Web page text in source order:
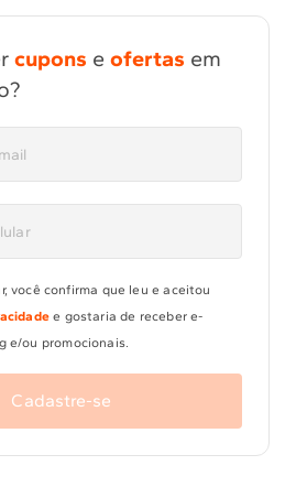
cupons e ofertas em
Cadastre-se
você confirma que leu e aceitou
e gostaria de receber e-
e/ou promocionais.